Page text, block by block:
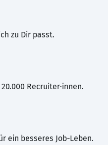
zu Dir passt.
Recruiter·innen.
ein besseres Job-Leben.